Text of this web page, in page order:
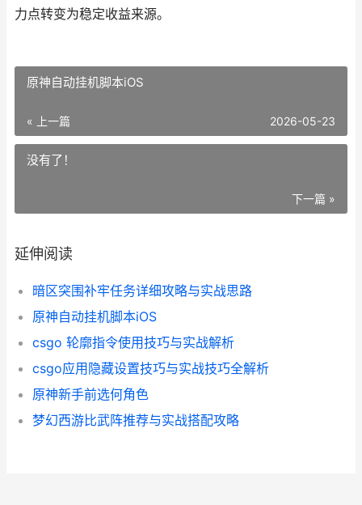
力点转变为稳定收益来源。
原神自动挂机脚本iOS
« 上一篇 2026-05-23
没有了！
下一篇 »
延伸阅读
暗区突围补牢任务详细攻略与实战思路
原神自动挂机脚本iOS
csgo 轮廓指令使用技巧与实战解析
csgo应用隐藏设置技巧与实战技巧全解析
原神新手前选何角色
梦幻西游比武阵推荐与实战搭配攻略